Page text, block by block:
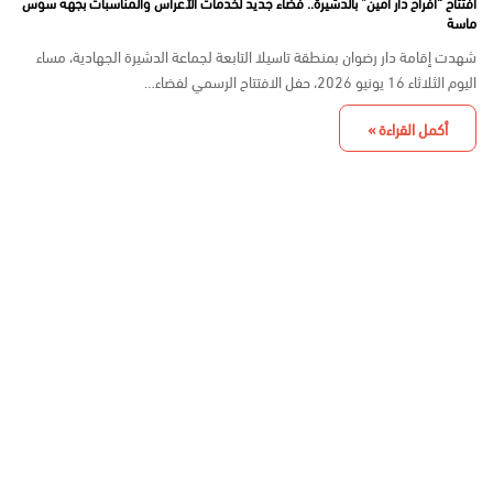
ماسة
شهدت إقامة دار رضوان بمنطقة تاسيلا التابعة لجماعة الدشيرة الجهادية، مساء
اليوم الثلاثاء 16 يونيو 2026، حفل الافتتاح الرسمي لفضاء…
أكمل القراءة »